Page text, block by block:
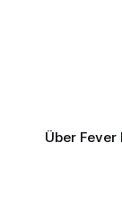
Über Fever